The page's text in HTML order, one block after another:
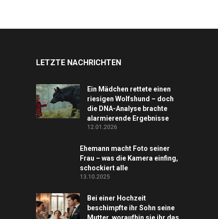
LETZTE NACHRICHTEN
Ein Mädchen rettete einen
riesigen Wolfshund – doch
die DNA-Analyse brachte
alarmierende Ergebnisse
12.01.2026
Ehemann macht Foto seiner
Frau – was die Kamera einfing,
schockiert alle
13.10.2025
Bei einer Hochzeit
beschimpfte ihr Sohn seine